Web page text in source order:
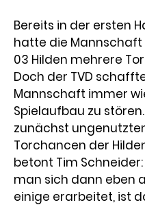
Bereits in der ersten
hatte die Mannschaft
03 Hilden mehrere
Doch der TVD
Mannschaft immer
Spielaufbau zu
zunächst
Torchancen der
betont Tim Schneider:
man sich dann eben
einige erarbeitet, ist